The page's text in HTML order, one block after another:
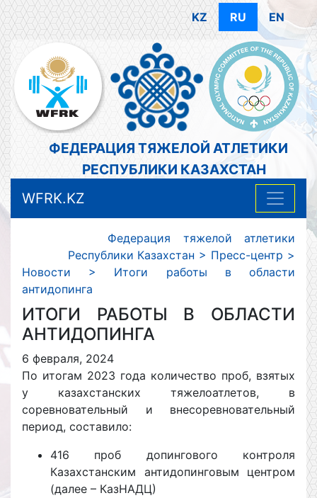
KZ RU EN
ФЕДЕРАЦИЯ ТЯЖЕЛОЙ АТЛЕТИКИ
РЕСПУБЛИКИ КАЗАХСТАН
WFRK.KZ
Федерация тяжелой атлетики
Республики Казахстан > Пресс-центр >
Новости > Итоги работы в области
антидопинга
ИТОГИ РАБОТЫ В ОБЛАСТИ
АНТИДОПИНГА
6 февраля, 2024
По итогам 2023 года количество проб, взятых
у казахстанских тяжелоатлетов, в
соревновательный и внесоревновательный
период, составило:
416 проб допингового контроля
Казахстанским антидопинговым центром
(далее – КазНАДЦ)